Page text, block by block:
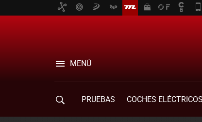
MENÚ
PRUEBAS COCHES ELÉCTRICOS